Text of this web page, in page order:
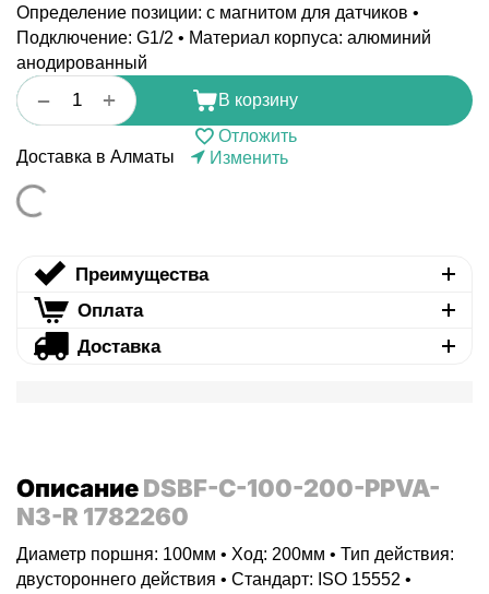
Определение позиции: с магнитом для датчиков •
Подключение: G1/2 • Материал корпуса: алюминий
анодированный
+
−
В корзину
Отложить
Доставка в Алматы
Изменить
Преимущества
Оплата
Доставка
ОписаниеDSBF-C-100-200-PPVA-
N3-R 1782260
Диаметр поршня: 100мм • Ход: 200мм • Тип действия:
двустороннего действия • Стандарт: ISO 15552 •